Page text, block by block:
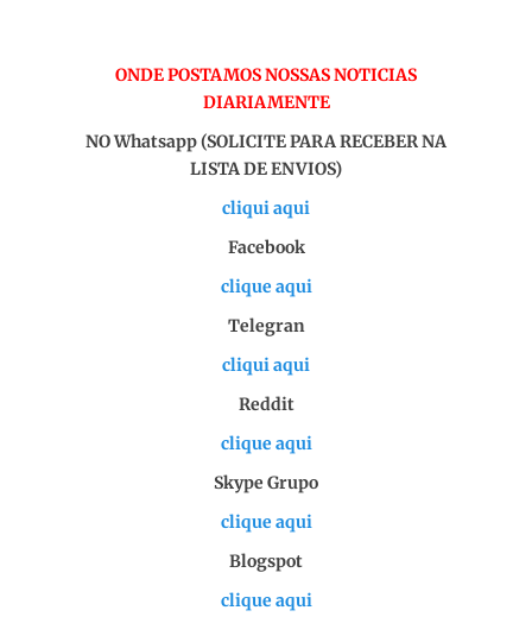
ONDE POSTAMOS NOSSAS NOTICIAS
DIARIAMENTE
NO Whatsapp (SOLICITE PARA RECEBER NA
LISTA DE ENVIOS)
cliqui aqui
Facebook
clique aqui
Telegran
cliqui aqui
Reddit
clique aqui
Skype Grupo
clique aqui
Blogspot
clique aqui